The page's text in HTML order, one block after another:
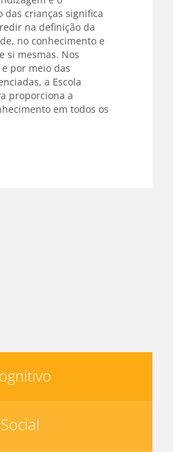
das crianças significa
na definição da
no conhecimento e
si mesmas. Nos
por meio das
a Escola
proporciona a
em todos os
Social